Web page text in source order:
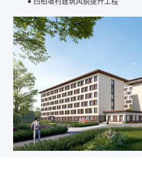
● 永清建筑立面提升改造工程
● 井陉县老旧小区改造工程
● 灵寿县正南大街、中山大道、人民
工程
● 行唐县颍水河沿岸文化经济基础
心及附属设施）EPC 总承包2标段
● 井陉县人居环境整治项目
● 晋州市古梨树农业示范园项目
● 南庄村村民中心（中组部旧址接待